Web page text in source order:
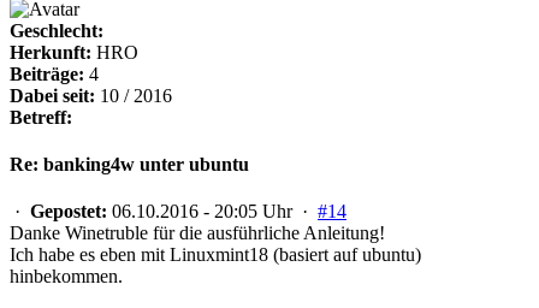
Geschlecht:
Herkunft: HRO
Beiträge: 4
Dabei seit: 10 / 2016
Betreff:
Re: banking4w unter ubuntu
· Gepostet: 06.10.2016 - 20:05 Uhr · #14
Danke Winetruble für die ausführliche Anleitung!
Ich habe es eben mit Linuxmint18 (basiert auf ubuntu)
hinbekommen.